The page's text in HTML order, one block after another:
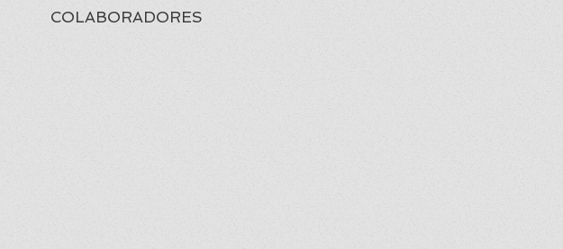
COLABORADORES